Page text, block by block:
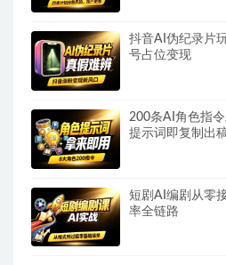
抖音AI伪纪录片
号占位变现
200条AI角色指
提示词即复制出
短剧AI编剧从零
率全链路